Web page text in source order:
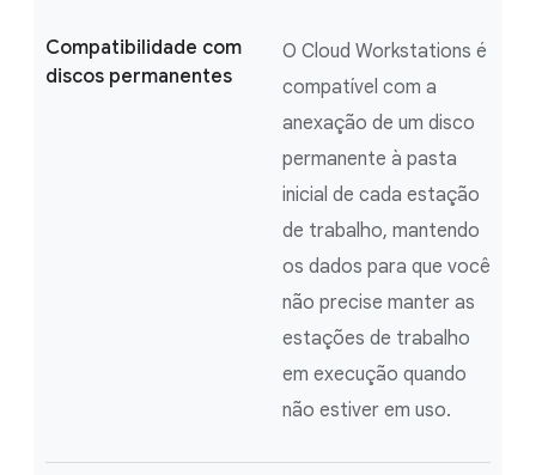
Compatibilidade com
discos permanentes
O Cloud Workstations é
compatível com a
anexação de um disco
permanente à pasta
inicial de cada estação
de trabalho, mantendo
os dados para que você
não precise manter as
estações de trabalho
em execução quando
não estiver em uso.